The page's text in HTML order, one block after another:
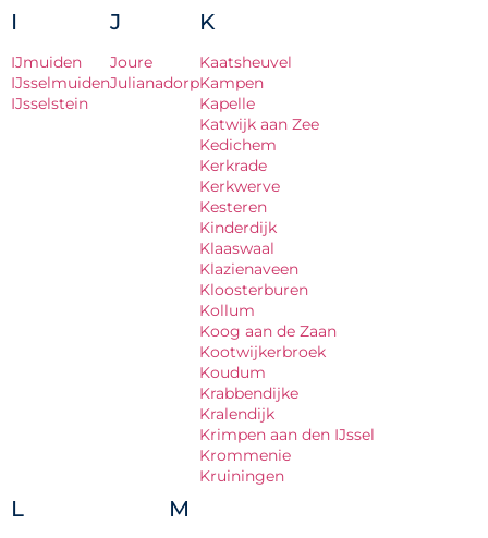
I
IJmuiden
IJsselmuiden
IJsselstein
J
Joure
Julianadorp
K
Kaatsheuvel
Kampen
Kapelle
Katwijk aan Zee
Kedichem
Kerkrade
Kerkwerve
Kesteren
Kinderdijk
Klaaswaal
Klazienaveen
Kloosterburen
Kollum
Koog aan de Zaan
Kootwijkerbroek
Koudum
Krabbendijke
Kralendijk
Krimpen aan den IJssel
Krommenie
Kruiningen
L M